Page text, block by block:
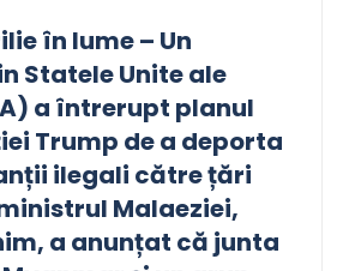
în lume – Un
Statele Unite ale
a întrerupt planul
Trump de a deporta
ilegali către țări
Malaeziei,
a anunțat că junta